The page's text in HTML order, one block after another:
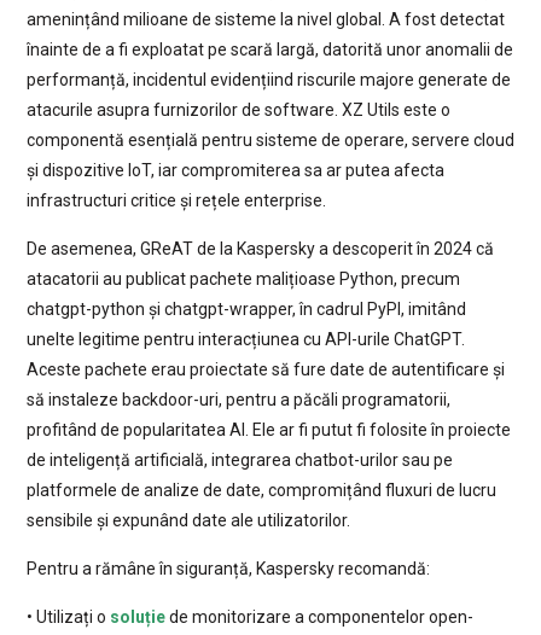
amenințând milioane de sisteme la nivel global. A fost detectat
înainte de a fi exploatat pe scară largă, datorită unor anomalii de
performanță, incidentul evidențiind riscurile majore generate de
atacurile asupra furnizorilor de software. XZ Utils este o
componentă esențială pentru sisteme de operare, servere cloud
și dispozitive IoT, iar compromiterea sa ar putea afecta
infrastructuri critice și rețele enterprise.
De asemenea, GReAT de la Kaspersky a descoperit în 2024 că
atacatorii au publicat pachete malițioase Python, precum
chatgpt-python și chatgpt-wrapper, în cadrul PyPI, imitând
unelte legitime pentru interacțiunea cu API-urile ChatGPT.
Aceste pachete erau proiectate să fure date de autentificare și
să instaleze backdoor-uri, pentru a păcăli programatorii,
profitând de popularitatea AI. Ele ar fi putut fi folosite în proiecte
de inteligență artificială, integrarea chatbot-urilor sau pe
platformele de analize de date, compromițând fluxuri de lucru
sensibile și expunând date ale utilizatorilor.
Pentru a rămâne în siguranță, Kaspersky recomandă:
• Utilizați o soluțiede monitorizare a componentelor open-